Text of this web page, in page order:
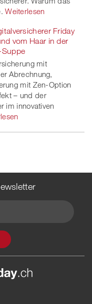
Weiterlesen
Friday
vom Haar in der
Suppe
mit
Abrechnung,
mit Zen-Option
– und der
im innovativen